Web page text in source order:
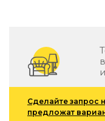
Сделайте запрос
предложат